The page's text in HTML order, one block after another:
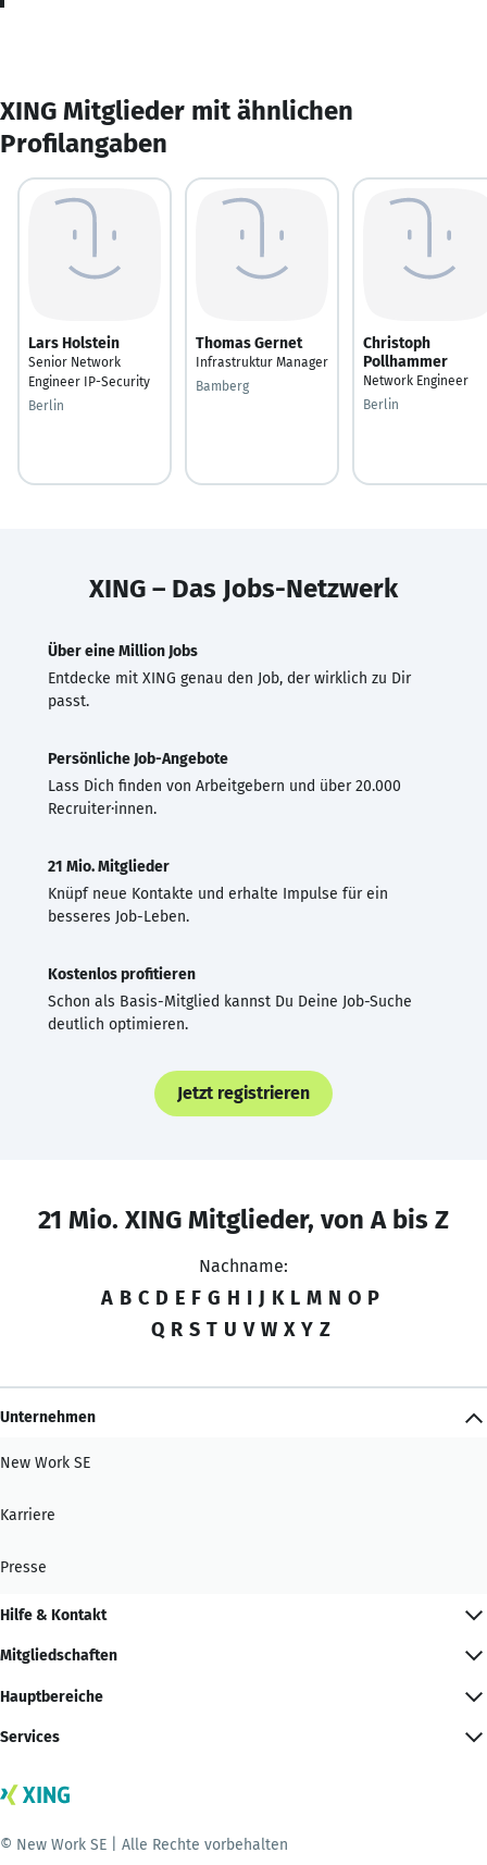
XING Mitglieder mit ähnlichen
Profilangaben
Lars Holstein
Senior Network
Engineer IP-Security
Berlin
Thomas Gernet
Infrastruktur Manager
Bamberg
Christoph
Pollhammer
Network Engineer
Berlin
XING – Das Jobs-Netzwerk
Über eine Million Jobs
Entdecke mit XING genau den Job, der wirklich zu Dir
passt.
Persönliche Job-Angebote
Lass Dich finden von Arbeitgebern und über 20.000
Recruiter·innen.
21 Mio. Mitglieder
Knüpf neue Kontakte und erhalte Impulse für ein
besseres Job-Leben.
Kostenlos profitieren
Schon als Basis-Mitglied kannst Du Deine Job-Suche
deutlich optimieren.
Jetzt registrieren
21 Mio. XING Mitglieder, von A bis Z
Nachname:
A B C D E F G H I J K L M N O P
Q R S T U V W X Y Z
Unternehmen
New Work SE
Karriere
Presse
Hilfe & Kontakt
Mitgliedschaften
Hauptbereiche
Services
© New Work SE | Alle Rechte vorbehalten